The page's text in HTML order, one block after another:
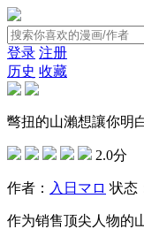
登录 注册
历史 收藏
彆扭的山瀨想讓你明
2.0分
作者： 入日マロ 状态
作为销售顶尖人物的